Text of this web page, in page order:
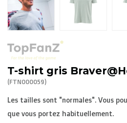
Enchères
Enchères terminées
T-shirt gris
(FTN000059)
Les tailles sont "normales". Vous
que vous portez habituellement.